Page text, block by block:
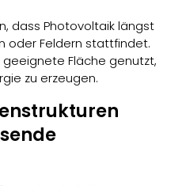
dass Photovoltaik längst
oder Feldern stattfindet.
Fläche genutzt,
zu erzeugen.